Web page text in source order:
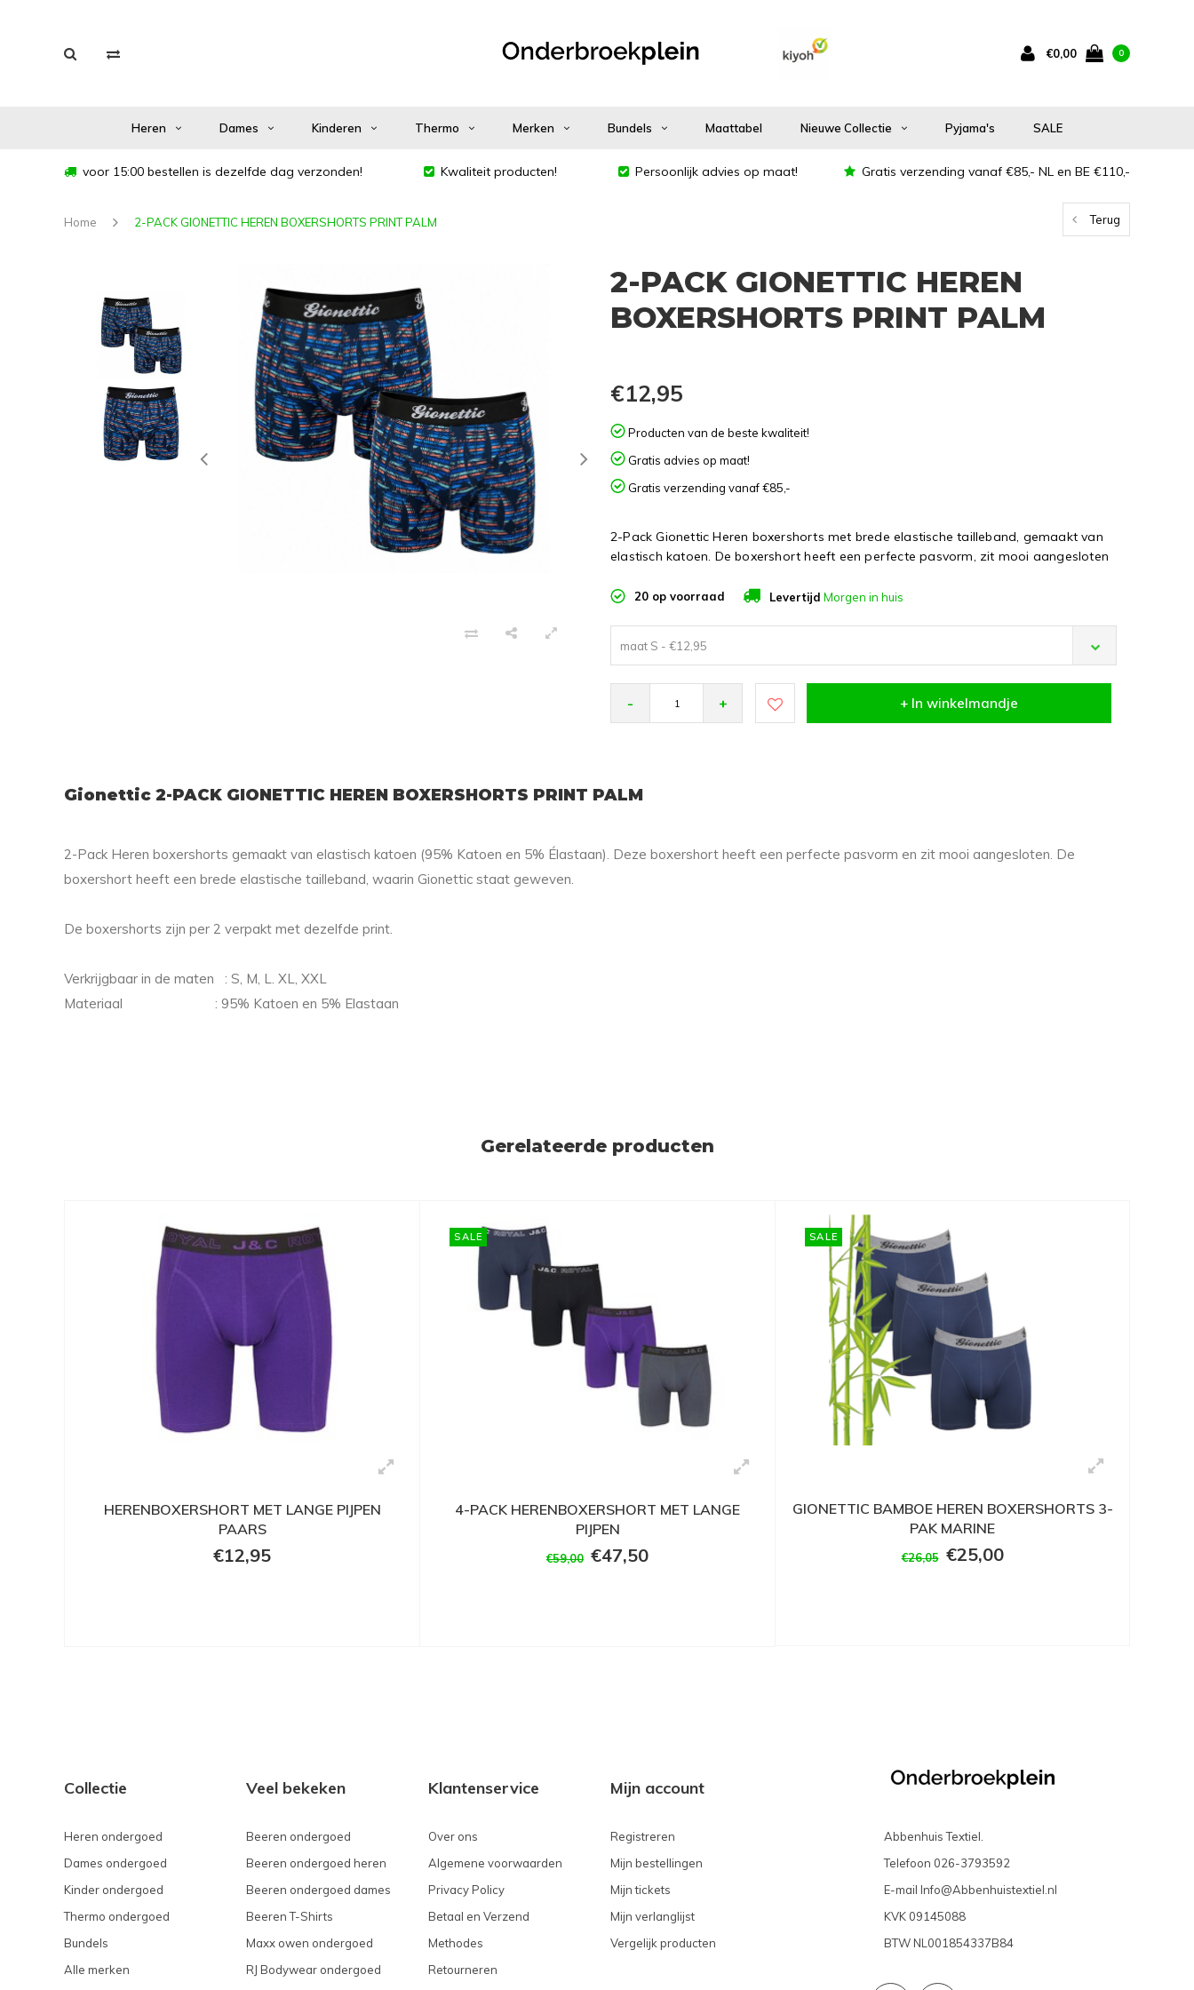
€0,00 0
Heren Dames Kinderen Thermo Merken Bundels Maattabel Nieuwe Collectie Pyjama's SALE
voor 15:00 bestellen is dezelfde dag verzonden! Kwaliteit producten! Persoonlijk advies op maat! Gratis verzending vanaf €85,- NL en BE €110,-
Home 2-PACK GIONETTIC HEREN BOXERSHORTS PRINT PALM Terug
2-PACK GIONETTIC HEREN
BOXERSHORTS PRINT PALM
€12,95
Producten van de beste kwaliteit!
Gratis advies op maat!
Gratis verzending vanaf €85,-
2-Pack Gionettic Heren boxershorts met brede elastische tailleband, gemaakt van
elastisch katoen. De boxershort heeft een perfecte pasvorm, zit mooi aangesloten
20 op voorraad Levertijd Morgen in huis
maat S - €12,95
- + + In winkelmandje
Gionettic 2-PACK GIONETTIC HEREN BOXERSHORTS PRINT PALM
2-Pack Heren boxershorts gemaakt van elastisch katoen (95% Katoen en 5% Élastaan). Deze boxershort heeft een perfecte pasvorm en zit mooi aangesloten. De
boxershort heeft een brede elastische tailleband, waarin Gionettic staat geweven.
De boxershorts zijn per 2 verpakt met dezelfde print.
Verkrijgbaar in de maten : S, M, L. XL, XXL
Materiaal : 95% Katoen en 5% Elastaan
Gerelateerde producten
HERENBOXERSHORT MET LANGE PIJPEN
PAARS
€12,95
SALE
4-PACK HERENBOXERSHORT MET LANGE
PIJPEN
€59,00 €47,50
SALE
GIONETTIC BAMBOE HEREN BOXERSHORTS 3-
PAK MARINE
€26,05 €25,00
Collectie
Heren ondergoed
Dames ondergoed
Kinder ondergoed
Thermo ondergoed
Bundels
Alle merken
Veel bekeken
Beeren ondergoed
Beeren ondergoed heren
Beeren ondergoed dames
Beeren T-Shirts
Maxx owen ondergoed
RJ Bodywear ondergoed
Klantenservice
Over ons
Algemene voorwaarden
Privacy Policy
Betaal en Verzend
Methodes
Retourneren
Mijn account
Registreren
Mijn bestellingen
Mijn tickets
Mijn verlanglijst
Vergelijk producten
Abbenhuis Textiel.
Telefoon 026-3793592
E-mail Info@Abbenhuistextiel.nl
KVK 09145088
BTW NL001854337B84